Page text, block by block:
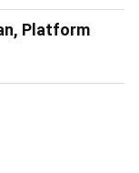
Platform